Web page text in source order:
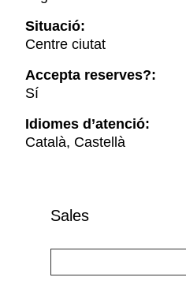
Situació:
Centre ciutat
Accepta reserves?:
Sí
Idiomes d’atenció:
Català, Castellà
Sales